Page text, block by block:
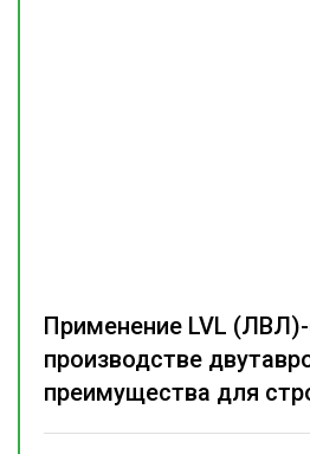
Применение LVL (ЛВЛ)-
производстве
преимущества для